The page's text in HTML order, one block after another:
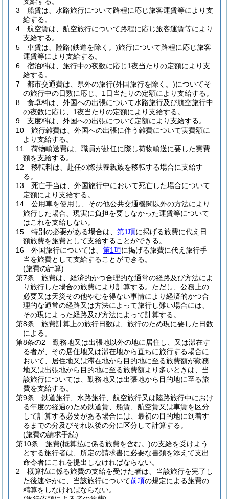
3
船賃は、水路旅行について路程に応じ旅客運賃等により支
給する。
4
航空賃は、航空旅行について路程に応じ旅客運賃等により
支給する。
5
車賃は、陸路(鉄道を除く。)旅行について路程に応じ旅客
運賃等により支給する。
6
宿泊料は、旅行中の夜数に応じ1夜当たりの定額により支
給する。
7
都市交通費は、県外の旅行(外国旅行を除く。)についてそ
の旅行中の日数に応じ、1日当たりの定額により支給する。
8
食卓料は、外国への出張について水路旅行及び航空旅行中
の夜数に応じ、1夜当たりの定額により支給する。
9
支度料は、外国への出張について定額により支給する。
10
旅行雑費は、外国への出張に伴う雑費について実費額に
より支給する。
11
荷物輸送費は、職員が赴任に際し荷物輸送に要した実費
額を支給する。
12
移転料は、赴任の際扶養親族を移転する場合に支給す
る。
13
死亡手当は、外国旅行中において死亡した場合について
定額により支給する。
14
公用車を使用し、その他公共交通機関以外の方法により
旅行した場合、現実に負担を要しなかった運賃等について
はこれを支給しない。
15
特別の必要がある場合は、 第1項に掲げる旅費に代え日
額旅費を旅費として支給することができる。
16
外国旅行については、 第1項に掲げる旅費に代え旅行手
当を旅費として支給することができる。
(旅費の計算)
第7条
旅費は、経済的かつ合理的な通常の経路及び方法によ
り旅行した場合の旅費により計算する。 ただし、公務上の
必要又は天災その他やむを得ない事情により経済的かつ合
理的な通常の経路又は方法によって旅行し難い場合には、
その現によった経路及び方法によって計算する。
第8条
旅費計算上の旅行日数は、旅行のため現に要した日数
による。
第8条の2
勤務地又は出張地以外の地に居住し、又は滞在す
る者が、その居住地又は滞在地から直ちに旅行する場合に
おいて、居住地又は滞在地から目的地に至る旅費額が勤務
地又は出張地から目的地に至る旅費額より多いときは、当
該旅行については、勤務地又は出張地から目的地に至る旅
費を支給する。
第9条
鉄道旅行、水路旅行、航空旅行又は陸路旅行中におけ
る年度の経過のため鉄道賃、船賃、航空賃又は車賃を区分
して計算する必要がある場合には、最初の目的地に到着す
るまでの分及びそれ以後の分に区分して計算する。
(旅費の請求手続)
第10条
旅費(概算払に係る旅費を含む。)の支給を受けよう
とする旅行者は、所定の請求書に必要な書類を添えて支出
命令者にこれを提出しなければならない。
2
概算払に係る旅費の支給を受けた者は、当該旅行を完了し
た後速やかに、当該旅行について前項の規定による旅費の
精算をしなければならない。